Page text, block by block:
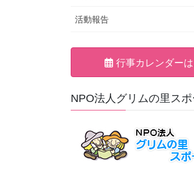
活動報告
行事カレンダー
NPO法人グリムの里ス